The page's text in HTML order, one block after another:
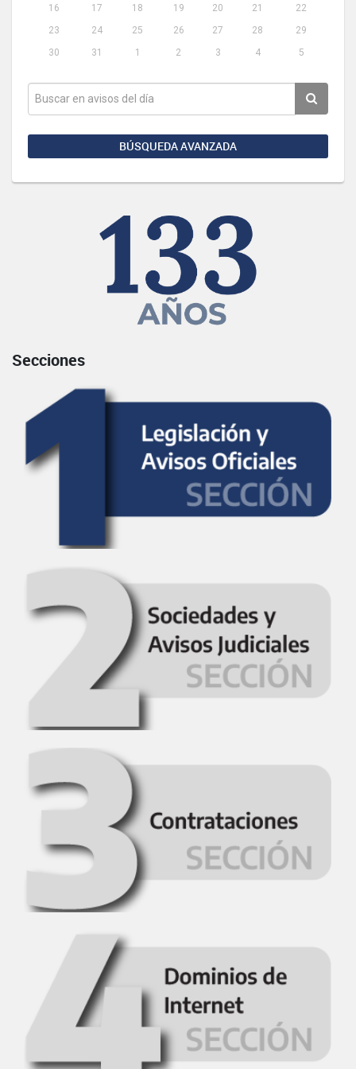
16
17 18 19 20 21
22
23
24 25 26 27 28
29
30
31 1 2 3 4 5
BÚSQUEDA AVANZADA
Secciones